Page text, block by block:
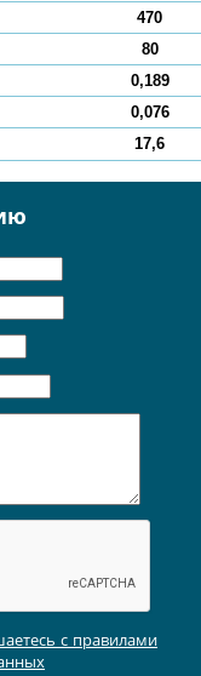
470
80
0,189
0,076
17,6
с правилами